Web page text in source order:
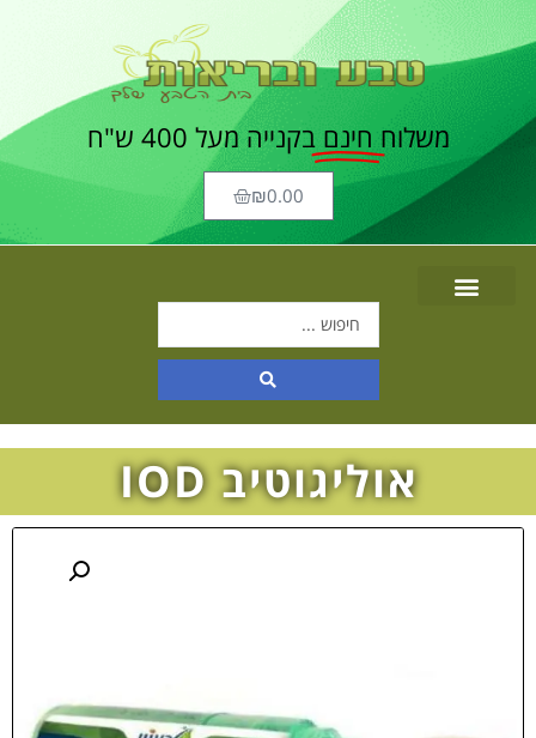
משלוח חינם בקנייה מעל 400 ש"ח
₪0.00
אוליגוטיב IOD